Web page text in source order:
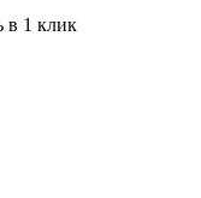
в 1 клик